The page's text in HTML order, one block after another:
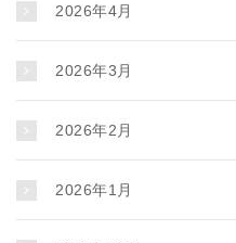
2026年4月
2026年3月
2026年2月
2026年1月